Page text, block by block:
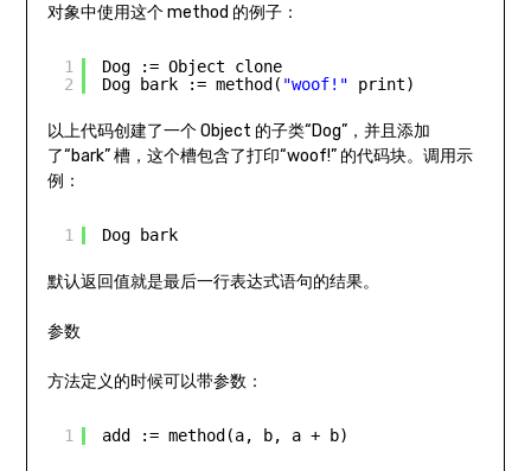
对象中使用这个 method 的例子：
1
2
Dog := Object clone
Dog bark := method( "woof!" print)
以上代码创建了一个 Object 的子类“Dog”，并且添加
了“bark” 槽，这个槽包含了打印“woof!” 的代码块。调用示
例：
1 Dog bark
默认返回值就是最后一行表达式语句的结果。
参数
方法定义的时候可以带参数：
1 add := method(a, b, a + b)